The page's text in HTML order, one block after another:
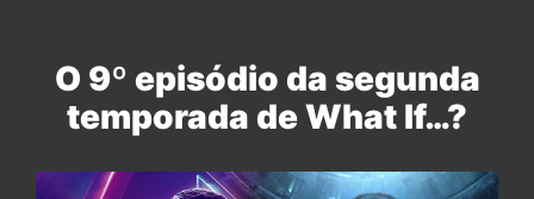
O 9º episódio da segunda
temporada de What If…?